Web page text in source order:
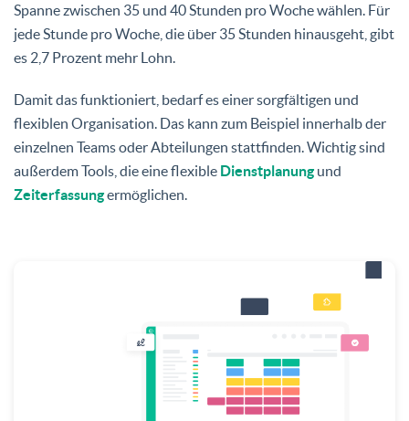
Spanne zwischen 35 und 40 Stunden pro Woche wählen. Für
jede Stunde pro Woche, die über 35 Stunden hinausgeht, gibt
es 2,7 Prozent mehr Lohn.
Damit das funktioniert, bedarf es einer sorgfältigen und
flexiblen Organisation. Das kann zum Beispiel innerhalb der
einzelnen Teams oder Abteilungen stattfinden. Wichtig sind
außerdem Tools, die eine flexible Dienstplanungund
Zeiterfassungermöglichen.